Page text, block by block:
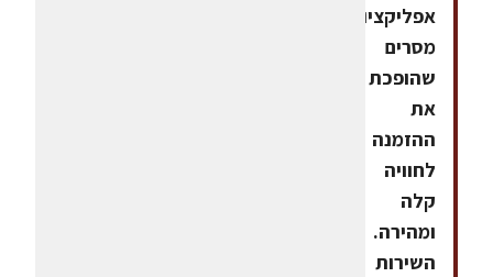
אפליקציות
מסרים
שהופכת
את
ההזמנה
לחוויה
קלה
ומהירה.
השירות